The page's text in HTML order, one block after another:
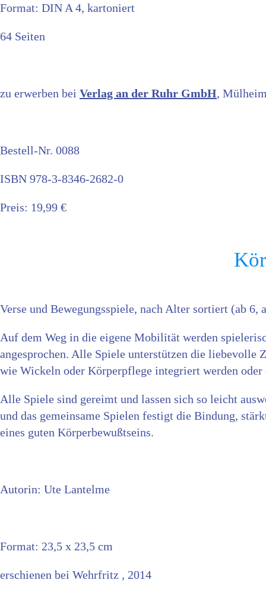
Format: DIN A 4, kartoniert
64 Seiten
zu erwerben bei Verlag an der Ruhr GmbH,
Bestell-Nr. 0088
ISBN 978-3-8346-2682-0
Preis: 19,99 €
Verse und Bewegungsspiele, nach Alter sortiert (ab 6,
Auf dem Weg in die eigene Mobilität werden
angesprochen. Alle Spiele unterstützen die liebevolle
wie Wickeln oder Körperpflege integriert werden
Alle Spiele sind gereimt und lassen sich so leicht
und das gemeinsame Spielen festigt die Bindung,
eines guten Körperbewußtseins.
Autorin: Ute Lantelme
Format: 23,5 x 23,5 cm
erschienen bei Wehrfritz , 2014